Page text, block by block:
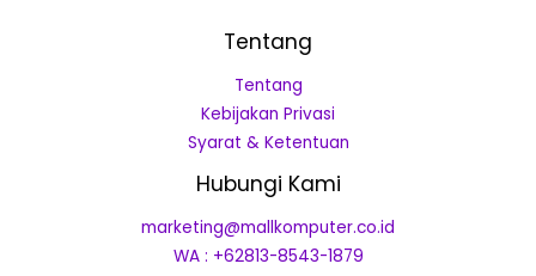
Tentang
Tentang
Kebijakan Privasi
Syarat & Ketentuan
Hubungi Kami
marketing@mallkomputer.co.id
WA : +62813-8543-1879